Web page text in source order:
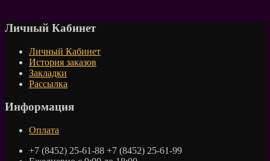
Личный Кабинет
Личный Кабинет
История заказов
Закладки
Рассылка
Информация
Оплата
+7 (8452) 25-61-88 +7 (8452) 25-61-99